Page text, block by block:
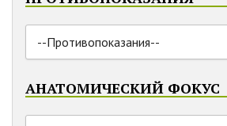
АНАТОМИЧЕСКИЙ ФОКУС